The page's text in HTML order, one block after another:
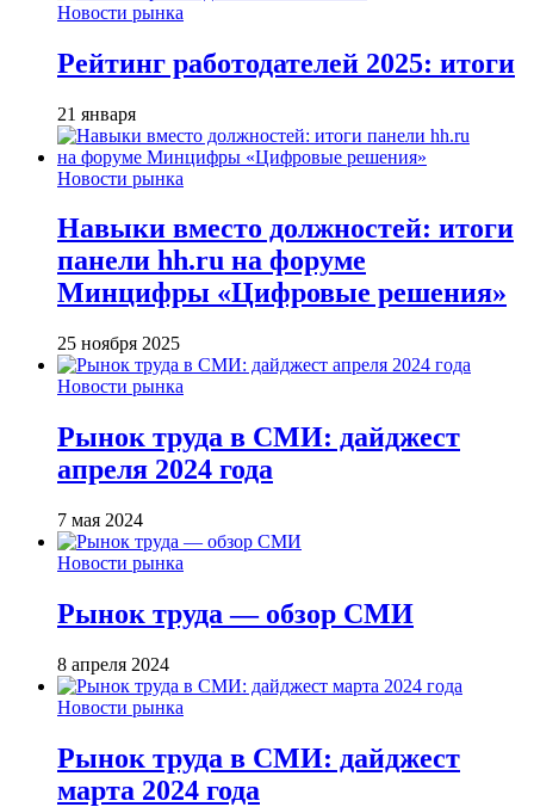
Новости рынка
Рейтинг работодателей 2025: итоги
21 января
Новости рынка
Навыки вместо должностей: итоги
панели hh.ru на форуме
Минцифры «Цифровые решения»
25 ноября 2025
Новости рынка
Рынок труда в СМИ: дайджест
апреля 2024 года
7 мая 2024
Новости рынка
Рынок труда — обзор СМИ
8 апреля 2024
Новости рынка
Рынок труда в СМИ: дайджест
марта 2024 года